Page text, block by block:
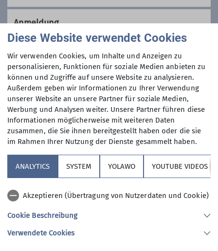
Wir sind eine Gemeinschaft von
Wanderfreunden innerhalb der
Sektion, die
hauptsächlich jeden
Dienstag und Mittwoch, aber auch an
anderen Wochentagen in freier Natur
unterwegs sind.
Wer kann sich das wochentags
leisten?
Nun, alle die aus dem Berufsleben
ausgeschieden sind oder sonst über
ihre Zeit frei verfügen können und
körperlich in guter Verfassung sind.
Neben anspruchvollen Bergtouren
(bis ca. 1400 Höhenmeter) stehen
auch leichtere Berg- und
Flachwanderungen (ca. 15 bis 20 km)
auf unserem Programm. Dazu kommen
Kulturfahrten und -veranstaltungen
Wanderwoche in den Bergen sowie im
Anmeldung
Anmeldung bis
29.09.2025
Maximale Teilnehmeranzahl
13
Diese Website verwendet Cookies
Wir verwenden Cookies, um Inhalte und Anzeigen zu
personalisieren, Funktionen für soziale Medien anbieten zu
können und Zugriffe auf unsere Website zu analysieren.
Außerdem geben wir Informationen zu Ihrer Verwendung
unserer Website an unsere Partner für soziale Medien,
Werbung und Analysen weiter. Unsere Partner führen diese
Informationen möglicherweise mit weiteren Daten
zusammen, die Sie ihnen bereitgestellt haben oder die sie
im Rahmen Ihrer Nutzung der Dienste gesammelt haben.
ANALYTICS SYSTEM YOLAWO YOUTUBE VIDEOS
Akzeptieren (Übertragung von Nutzerdaten und Cookie)
Cookie Beschreibung
Verwendete Cookies